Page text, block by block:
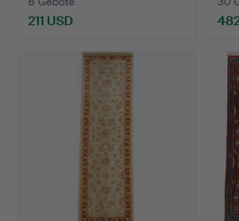
211 USD